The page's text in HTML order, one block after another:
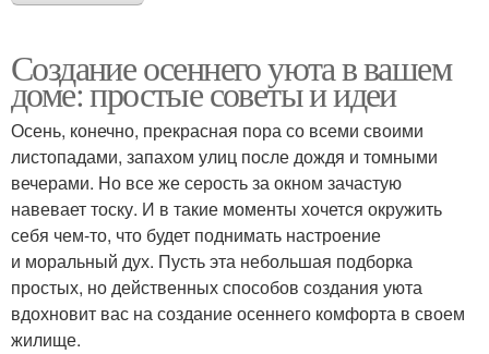
Создание осеннего уюта в вашем
доме: простые советы и идеи
Осень, конечно, прекрасная пора со всеми своими
листопадами, запахом улиц после дождя и томными
вечерами. Но все же серость за окном зачастую
навевает тоску. И в такие моменты хочется окружить
себя чем-то, что будет поднимать настроение
и моральный дух. Пусть эта небольшая подборка
простых, но действенных способов создания уюта
вдохновит вас на создание осеннего комфорта в своем
жилище.